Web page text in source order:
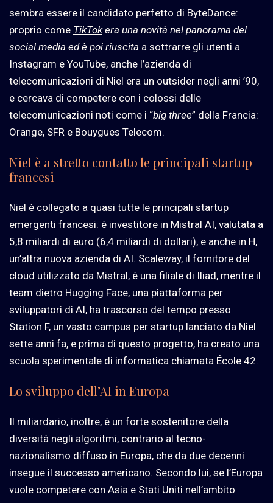
sembra essere il candidato perfetto di ByteDance:
proprio come TikTokera una novità nel panorama del
social media ed è poi riuscita a sottrarre gli utenti a
Instagram e YouTube, anche l’azienda di
telecomunicazioni di Niel era un outsider negli anni ’90,
e cercava di competere con i colossi delle
telecomunicazioni noti come i “big three” della Francia:
Orange, SFR e Bouygues Telecom.
Niel è a stretto contatto le principali startup
francesi
Niel è collegato a quasi tutte le principali startup
emergenti francesi: è investitore in Mistral AI, valutata a
5,8 miliardi di euro (6,4 miliardi di dollari), e anche in H,
un’altra nuova azienda di AI. Scaleway, il fornitore del
cloud utilizzato da Mistral, è una filiale di Iliad, mentre il
team dietro Hugging Face, una piattaforma per
sviluppatori di AI, ha trascorso del tempo presso
Station F, un vasto campus per startup lanciato da Niel
sette anni fa, e prima di questo progetto, ha creato una
scuola sperimentale di informatica chiamata École 42.
Lo sviluppo dell’AI in Europa
Il miliardario, inoltre, è un forte sostenitore della
diversità negli algoritmi, contrario al tecno-
nazionalismo diffuso in Europa, che da due decenni
insegue il successo americano. Secondo lui, se l’Europa
vuole competere con Asia e Stati Uniti nell’ambito